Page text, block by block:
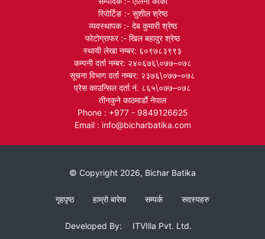
रिपोर्टिङ :- सुशील श्रेष्ठ
व्यवस्थापक :- देब कुमारी श्रेष्ठ
फोटोग्राफर :- खिल बहादुर श्रेष्ठ
स्थायी लेखा नम्बर: ६०९७८३९९३
कम्पनी दर्ता नम्बर: २४०६७६\०७७–०७८
सूचना विभाग दर्ता नम्बर: २३७६\०७७–०७८
प्रेस काउन्सिल दर्ता नं. ८६५\०७७–०७८
तीनकुने काठमाडौं नेपाल
Phone : +977 - 9849126625
Email : info@bicharbatika.com
© Copyright 2026, Bichar Batika
गृहपृष्ठ हाम्रो बारेमा सम्पर्क सदस्यहरु
Developed By: ITVIlla Pvt. Ltd.